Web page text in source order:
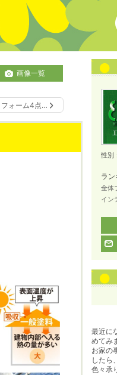
画像一覧
フォーム4点…
性別：
ラ
全体
イン
最近に
めてみ
お家の
したら、
色々承